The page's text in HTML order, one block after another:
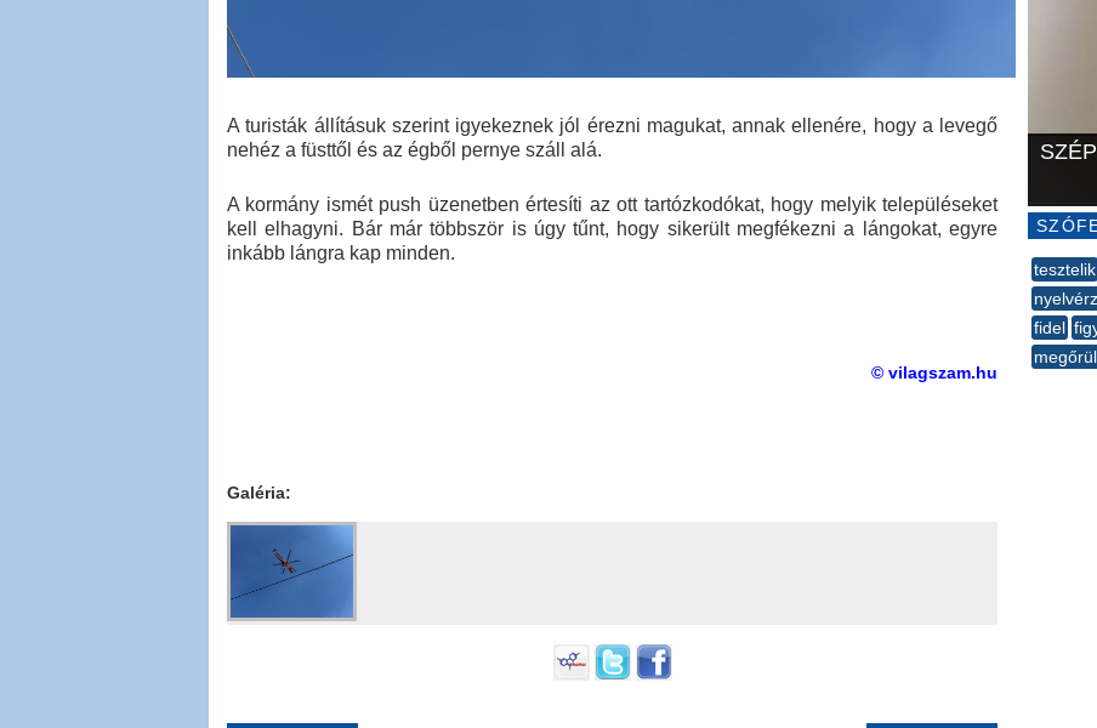
A turisták állításuk szerint igyekeznek jól érezni magukat, annak ellenére, hogy a levegő
nehéz a füsttől és az égből pernye száll alá.
A kormány ismét push üzenetben értesíti az ott tartózkodókat, hogy melyik településeket
kell elhagyni. Bár már többször is úgy tűnt, hogy sikerült megfékezni a lángokat, egyre
inkább lángra kap minden.
© vilagszam.hu
Galéria:
tesztelik
fidel